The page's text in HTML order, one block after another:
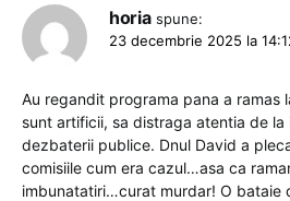
horia spune:
23 decembrie 2025 la
Au regandit programa pana a ramas
sunt artificii, sa distraga atentia de
dezbaterii publice. Dnul David a
comisiile cum era cazul…asa ca
imbunatatiri…curat murdar! O bataie